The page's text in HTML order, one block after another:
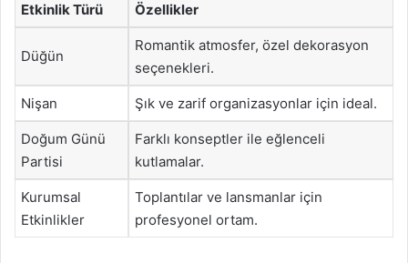
Etkinlik Türü Özellikler
Düğün
Romantik atmosfer, özel dekorasyon
seçenekleri.
Nişan Şık ve zarif organizasyonlar için ideal.
Doğum Günü
Partisi
Farklı konseptler ile eğlenceli
kutlamalar.
Kurumsal
Etkinlikler
Toplantılar ve lansmanlar için
profesyonel ortam.